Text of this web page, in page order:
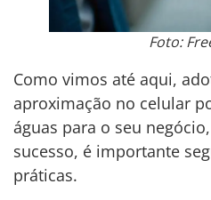
Foto:
Como vimos até aqui,
aproximação no celular
águas para o seu
sucesso, é importante
práticas.